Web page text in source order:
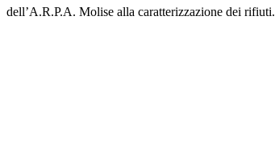
dell’A.R.P.A. Molise alla caratterizzazione dei rifiuti.